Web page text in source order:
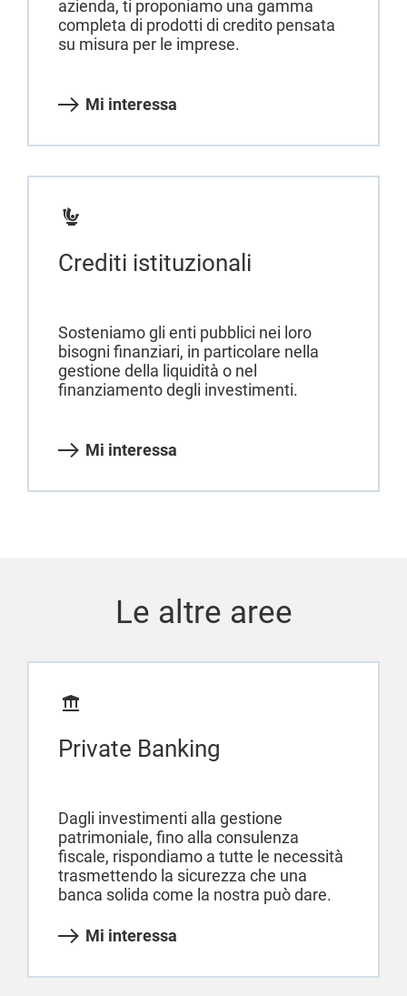
azienda, ti proponiamo una gamma
completa di prodotti di credito pensata
su misura per le imprese.
Mi interessa
Crediti istituzionali
Sosteniamo gli enti pubblici nei loro
bisogni finanziari, in particolare nella
gestione della liquidità o nel
finanziamento degli investimenti.
Mi interessa
Le altre aree
Private Banking
Dagli investimenti alla gestione
patrimoniale, fino alla consulenza
fiscale, rispondiamo a tutte le necessità
trasmettendo la sicurezza che una
banca solida come la nostra può dare.
Mi interessa